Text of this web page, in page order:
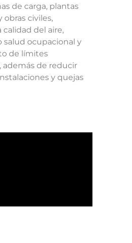
de carga, plantas
obras civiles,
calidad del aire,
salud ocupacional y
de límites
además de reducir
y quejas